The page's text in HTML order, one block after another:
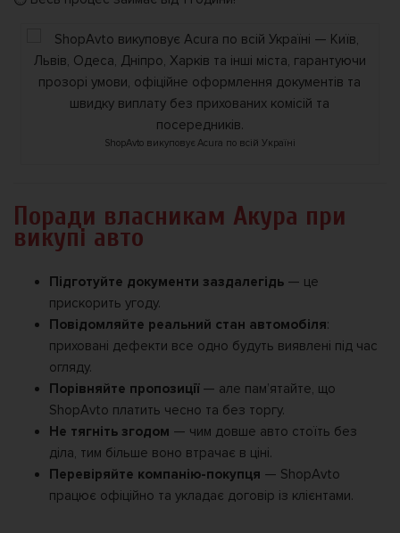
ShopAvto викуповує Acura по всій Україні
Поради власникам Акура при
викупі авто
Підготуйте документи заздалегідь — це
прискорить угоду.
Повідомляйте реальний стан автомобіля:
приховані дефекти все одно будуть виявлені під час
огляду.
Порівняйте пропозиції— але пам’ятайте, що
ShopAvto платить чесно та без торгу.
Не тягніть згодом — чим довше авто стоїть без
діла, тим більше воно втрачає в ціні.
Перевіряйте компанію-покупця — ShopAvto
працює офіційно та укладає договір із клієнтами.